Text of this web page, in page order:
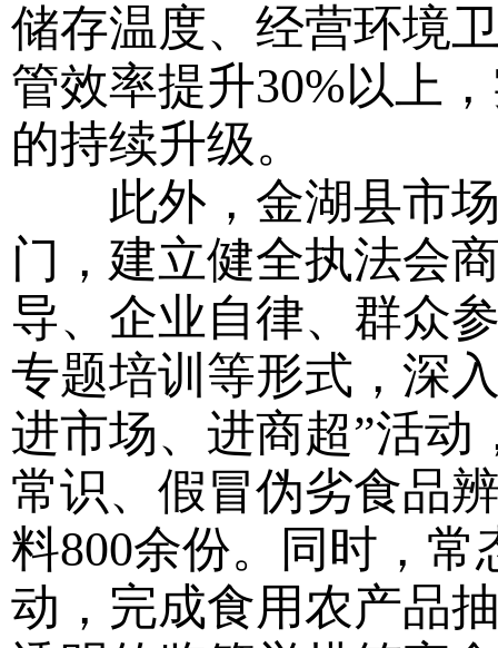
储存温度、经营环境
管效率提升30%以上
的持续升级。
此外，金湖县市场
门，建立健全执法会
导、企业自律、群众
专题培训等形式，深
进市场、进商超”活动
常识、假冒伪劣食品
料800余份。同时，常
动，完成食用农产品